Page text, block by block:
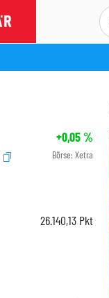
+0,05%
Börse: Xetra
26.140,13 Pkt